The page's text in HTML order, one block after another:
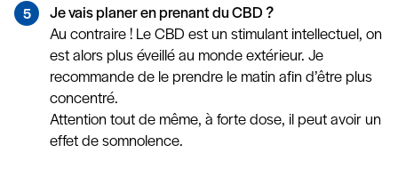
Je vais planer en prenant du CBD ?
Au contraire ! Le CBD est un stimulant intellectuel, on
est alors plus éveillé au monde extérieur. Je
recommande de le prendre le matin afin d’être plus
concentré.
Attention tout de même, à forte dose, il peut avoir un
effet de somnolence.